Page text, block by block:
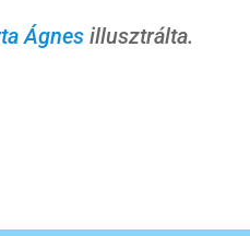
Ágnesillusztrálta.